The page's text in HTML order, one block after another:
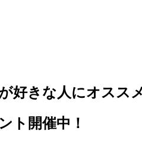
好きな人にオスス
ト開催中！